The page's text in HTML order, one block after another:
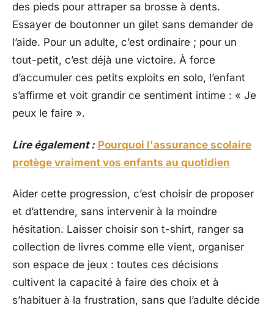
des pieds pour attraper sa brosse à dents.
Essayer de boutonner un gilet sans demander de
l’aide. Pour un adulte, c’est ordinaire ; pour un
tout-petit, c’est déjà une victoire. À force
d’accumuler ces petits exploits en solo, l’enfant
s’affirme et voit grandir ce sentiment intime : « Je
peux le faire ».
Lire également : Pourquoi l'assurance scolaire
protège vraiment vos enfants au quotidien
Aider cette progression, c’est choisir de proposer
et d’attendre, sans intervenir à la moindre
hésitation. Laisser choisir son t-shirt, ranger sa
collection de livres comme elle vient, organiser
son espace de jeux : toutes ces décisions
cultivent la capacité à faire des choix et à
s’habituer à la frustration, sans que l’adulte décide